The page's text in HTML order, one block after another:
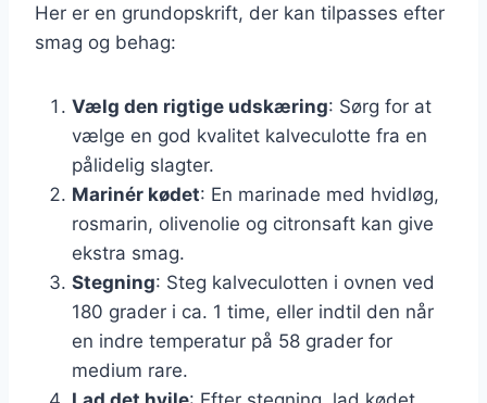
Her er en grundopskrift, der kan tilpasses efter
smag og behag:
Vælg den rigtige udskæring: Sørg for at
vælge en god kvalitet kalveculotte fra en
pålidelig slagter.
Marinér kødet: En marinade med hvidløg,
rosmarin, olivenolie og citronsaft kan give
ekstra smag.
Stegning: Steg kalveculotten i ovnen ved
180 grader i ca. 1 time, eller indtil den når
en indre temperatur på 58 grader for
medium rare.